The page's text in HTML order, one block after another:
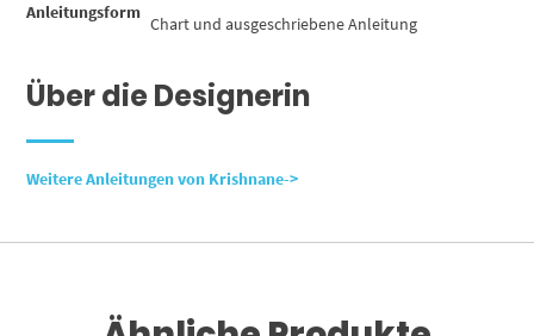
Anleitungsform
Chart und ausgeschriebene Anleitung
Über die Designerin
Weitere Anleitungen von Krishnane->